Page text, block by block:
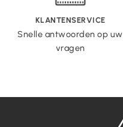
KLANTENSERVICE
Snelle antwoorden op uw
vragen